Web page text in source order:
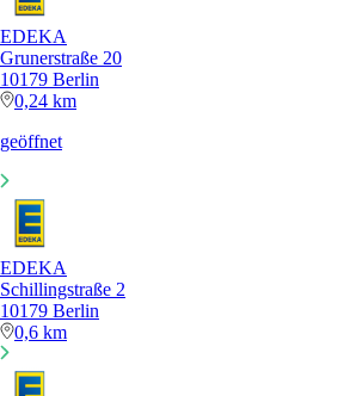
EDEKA
Grunerstraße 20
10179 Berlin
0,24 km
geöffnet
EDEKA
Schillingstraße 2
10179 Berlin
0,6 km